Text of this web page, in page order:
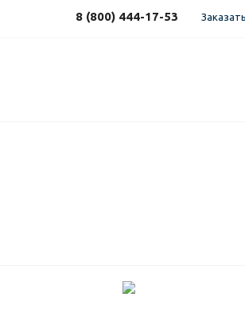
8 (800) 444-17-53